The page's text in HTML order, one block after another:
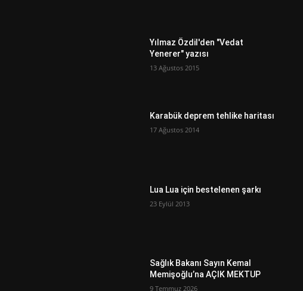
Yılmaz Özdil'den "Vedat
Yenerer" yazısı
13 Ağustos 2015
Karabük deprem tehlike haritası
17 Ağustos 2014
Lua Lua için bestelenen şarkı
23 Eylül 2013
Sağlık Bakanı Sayın Kemal
Memişoğlu’na AÇIK MEKTUP
9 Temmuz 2026